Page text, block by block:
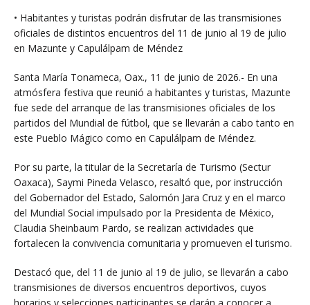
• Habitantes y turistas podrán disfrutar de las transmisiones
oficiales de distintos encuentros del 11 de junio al 19 de julio
en Mazunte y Capulálpam de Méndez
Santa María Tonameca, Oax., 11 de junio de 2026.- En una
atmósfera festiva que reunió a habitantes y turistas, Mazunte
fue sede del arranque de las transmisiones oficiales de los
partidos del Mundial de fútbol, que se llevarán a cabo tanto en
este Pueblo Mágico como en Capulálpam de Méndez.
Por su parte, la titular de la Secretaría de Turismo (Sectur
Oaxaca), Saymi Pineda Velasco, resaltó que, por instrucción
del Gobernador del Estado, Salomón Jara Cruz y en el marco
del Mundial Social impulsado por la Presidenta de México,
Claudia Sheinbaum Pardo, se realizan actividades que
fortalecen la convivencia comunitaria y promueven el turismo.
Destacó que, del 11 de junio al 19 de julio, se llevarán a cabo
transmisiones de diversos encuentros deportivos, cuyos